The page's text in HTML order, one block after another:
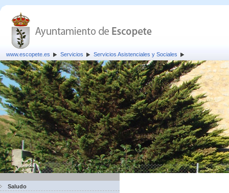
www.escopete.es Servicios Servicios Asistenciales y Sociales
Saludo